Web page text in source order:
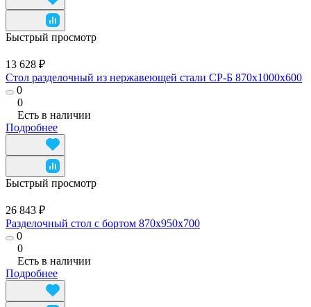
Быстрый просмотр
13 628 ₽
Стол разделочный из нержавеющей стали СР-Б 870x1000x600
0
0
Есть в наличии
Подробнее
Быстрый просмотр
26 843 ₽
Разделочный стол с бортом 870x950x700
0
0
Есть в наличии
Подробнее